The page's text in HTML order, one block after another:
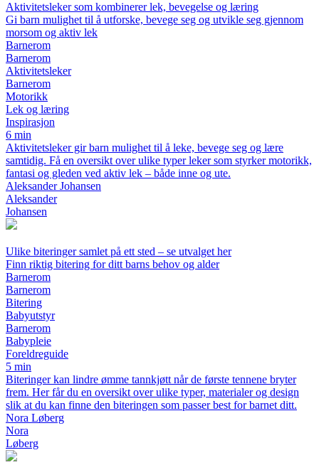
Aktivitetsleker som kombinerer lek, bevegelse og læring
Gi barn mulighet til å utforske, bevege seg og utvikle seg gjennom
morsom og aktiv lek
Barnerom
Barnerom
Aktivitetsleker
Barnerom
Motorikk
Lek og læring
Inspirasjon
6 min
Aktivitetsleker gir barn mulighet til å leke, bevege seg og lære
samtidig. Få en oversikt over ulike typer leker som styrker motorikk,
fantasi og gleden ved aktiv lek – både inne og ute.
Aleksander Johansen
Aleksander
Johansen
Ulike biteringer samlet på ett sted – se utvalget her
Finn riktig bitering for ditt barns behov og alder
Barnerom
Barnerom
Bitering
Babyutstyr
Barnerom
Babypleie
Foreldreguide
5 min
Biteringer kan lindre ømme tannkjøtt når de første tennene bryter
frem. Her får du en oversikt over ulike typer, materialer og design
slik at du kan finne den biteringen som passer best for barnet ditt.
Nora Løberg
Nora
Løberg